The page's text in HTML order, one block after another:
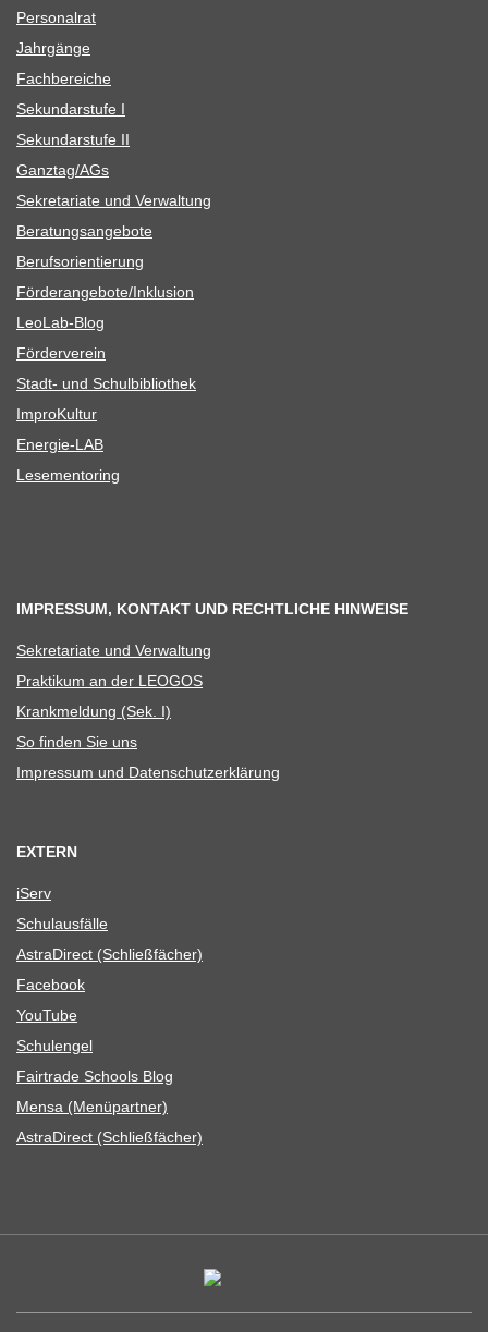
Per­so­nal­rat
Jahr­gänge
Fach­be­rei­che
Sekun­dar­stufe I
Sekun­dar­stufe II
Ganztag/​​AGs
Sekre­ta­riate und Verwaltung
Bera­tungs­an­ge­bote
Berufs­ori­en­tie­rung
Förderangebote/​​Inklusion
Leo­Lab-Blog
För­der­ver­ein
Stadt- und Schulbibliothek
Impro­Kul­tur
Ener­­gie-LAB
Lese­men­to­ring
IMPRESSUM, KONTAKT UND RECHTLICHE HINWEISE
Sekre­ta­riate und Verwaltung
Prak­ti­kum an der LEOGOS
Krank­mel­dung (Sek. I)
So fin­den Sie uns
Impres­sum und Datenschutzerklärung
EXTERN
iServ
Schul­aus­fälle
Astra­Di­rect (Schließ­fä­cher)
Face­book
You­Tube
Schul­en­gel
Fair­trade Schools Blog
Mensa (Menü­part­ner)
Astra­Di­rect (Schließ­fä­cher)